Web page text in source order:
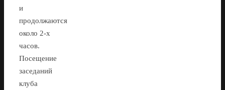
и
продолжаются
около 2-х
часов.
Посещение
заседаний
клуба